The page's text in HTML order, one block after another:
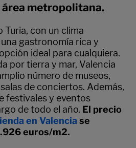
área metropolitana.
Turia, con un clima
gastronomía rica y
ideal para cualquiera.
por tierra y mar, Valencia
número de museos,
de conciertos. Además,
festivales y eventos
de todo el año. El precio
en Valencia se
euros/m2.